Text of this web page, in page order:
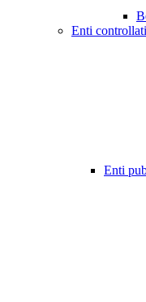
Enti controllati
Enti